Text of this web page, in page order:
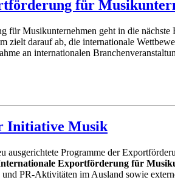
für
für Musikunternehmen geht in die nächste
zielt darauf ab, die internationale
an internationalen
Initiative Musik
ausgerichtete Programme der
Exportförderung für
PR-Aktivitäten im Ausland sowie